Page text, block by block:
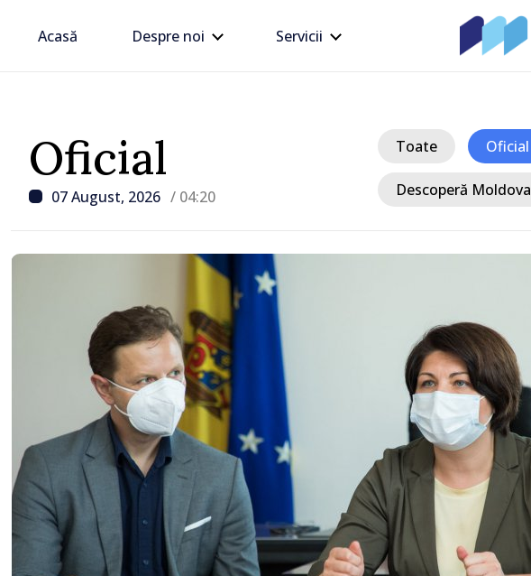
Acasă Despre noi Servicii
Oficial
07 August, 2026 / 04:20
Toate Oficial
Descoperă Moldova
/ Acum 5 ore
Linia electrică de 330 kV Bălți–
Dnestrovsk, grav avariată în urma
calamităților naturale